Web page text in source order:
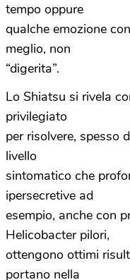
tempo oppure
qualche emozione
meglio, non
“digerita”.
Lo Shiatsu si rivela
privilegiato
per risolvere, spesso
livello
sintomatico che
ipersecretive ad
esempio, anche con
Helicobacter pilori,
ottengono ottimi
portano nella